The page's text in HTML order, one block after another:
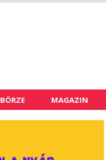
BÖRZE MAGAZIN